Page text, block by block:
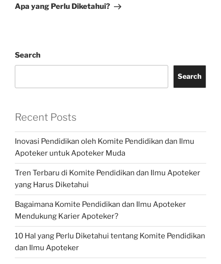
Apa yang Perlu Diketahui?
Search
Search
Recent Posts
Inovasi Pendidikan oleh Komite Pendidikan dan Ilmu
Apoteker untuk Apoteker Muda
Tren Terbaru di Komite Pendidikan dan Ilmu Apoteker
yang Harus Diketahui
Bagaimana Komite Pendidikan dan Ilmu Apoteker
Mendukung Karier Apoteker?
10 Hal yang Perlu Diketahui tentang Komite Pendidikan
dan Ilmu Apoteker